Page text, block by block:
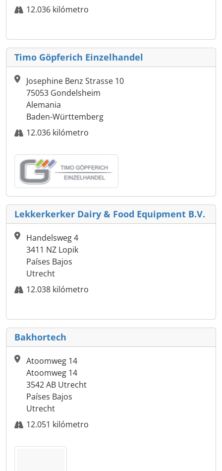
12.036 kilómetro
Timo Göpferich Einzelhandel
Josephine Benz Strasse 10
75053 Gondelsheim
Alemania
Baden-Württemberg
12.036 kilómetro
Lekkerkerker Dairy & Food Equipment B.V.
Handelsweg 4
3411 NZ Lopik
Países Bajos
Utrecht
12.038 kilómetro
Bakhortech
Atoomweg 14
Atoomweg 14
3542 AB Utrecht
Países Bajos
Utrecht
12.051 kilómetro